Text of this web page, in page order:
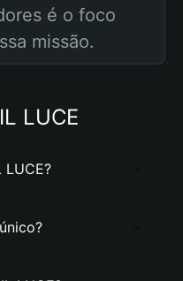
é o foco
missão.
LUCE